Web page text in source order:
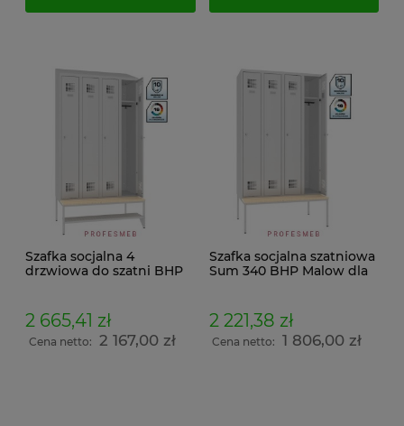
Szafka socjalna 4
drzwiowa do szatni BHP
półka na obuwie i daszek
skośny 239x120x74,5
2 665,41 zł
Cena netto: 2 167,00 zł
Szafka socjalna szatniowa
Sum 340 BHP Malow dla
219x120x74,5
2 221,38 zł
Cena netto: 1 806,00 zł